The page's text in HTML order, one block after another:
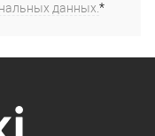
данных.*